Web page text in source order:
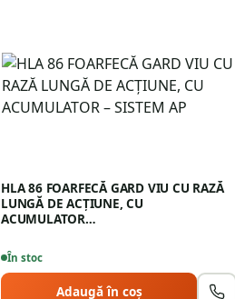
HLA 86 FOARFECĂ GARD VIU CU RAZĂ
LUNGĂ DE ACŢIUNE, CU
ACUMULATOR…
În stoc
Adaugă în coș